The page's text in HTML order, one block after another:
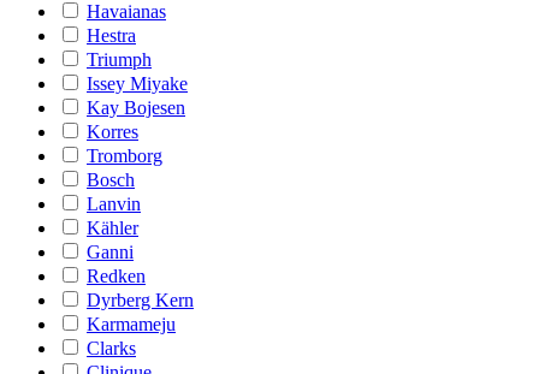
Havaianas
Hestra
Triumph
Issey Miyake
Kay Bojesen
Korres
Tromborg
Bosch
Lanvin
Kähler
Ganni
Redken
Dyrberg Kern
Karmameju
Clarks